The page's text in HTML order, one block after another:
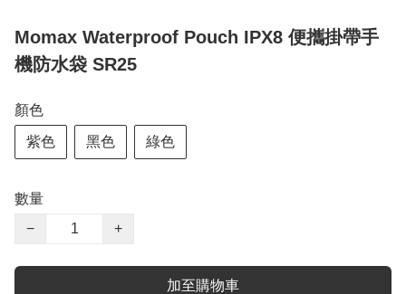
Momax Waterproof Pouch IPX8 便攜掛帶手
機防水袋 SR25
顏色
紫色 黑色 綠色
數量
−
+
加至購物車